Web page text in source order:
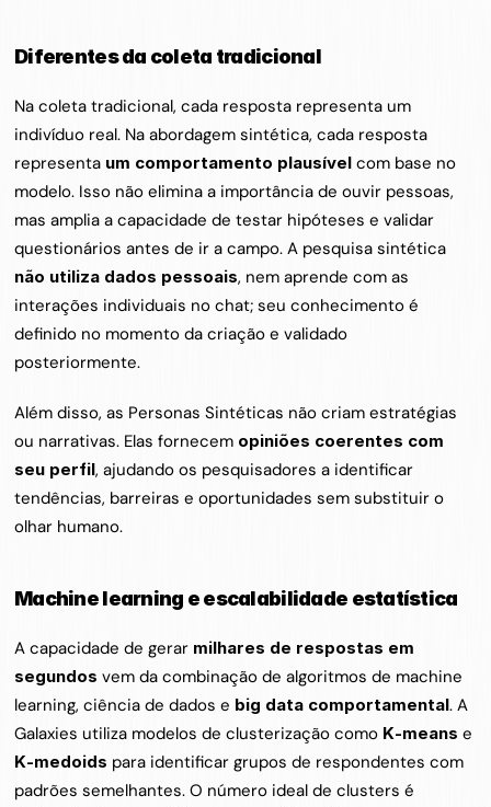
Diferentes da coleta tradicional
Na coleta tradicional, cada resposta representa um
indivíduo real. Na abordagem sintética, cada resposta
representa um comportamento plausível com base no
modelo. Isso não elimina a importância de ouvir pessoas,
mas amplia a capacidade de testar hipóteses e validar
não utiliza dados pessoais, nem aprende com as
interações individuais no chat; seu conhecimento é
definido no momento da criação e validado
posteriormente.
Além disso, as Personas Sintéticas não criam estratégias
ou narrativas. Elas fornecem opiniões coerentes com
seu perfil, ajudando os pesquisadores a identificar
tendências, barreiras e oportunidades sem substituir o
olhar humano.
Machine learning e escalabilidade estatística
A capacidade de gerar milhares de respostas em
segundos vem da combinação de algoritmos de machine
learning, ciência de dados e big data comportamental. A
Galaxies utiliza modelos de clusterização como K‑means
K‑medoids para identificar grupos de respondentes com
padrões semelhantes. O número ideal de clusters é